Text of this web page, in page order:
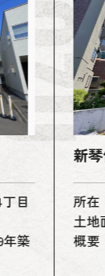
目
築
新
所在
土地
概要